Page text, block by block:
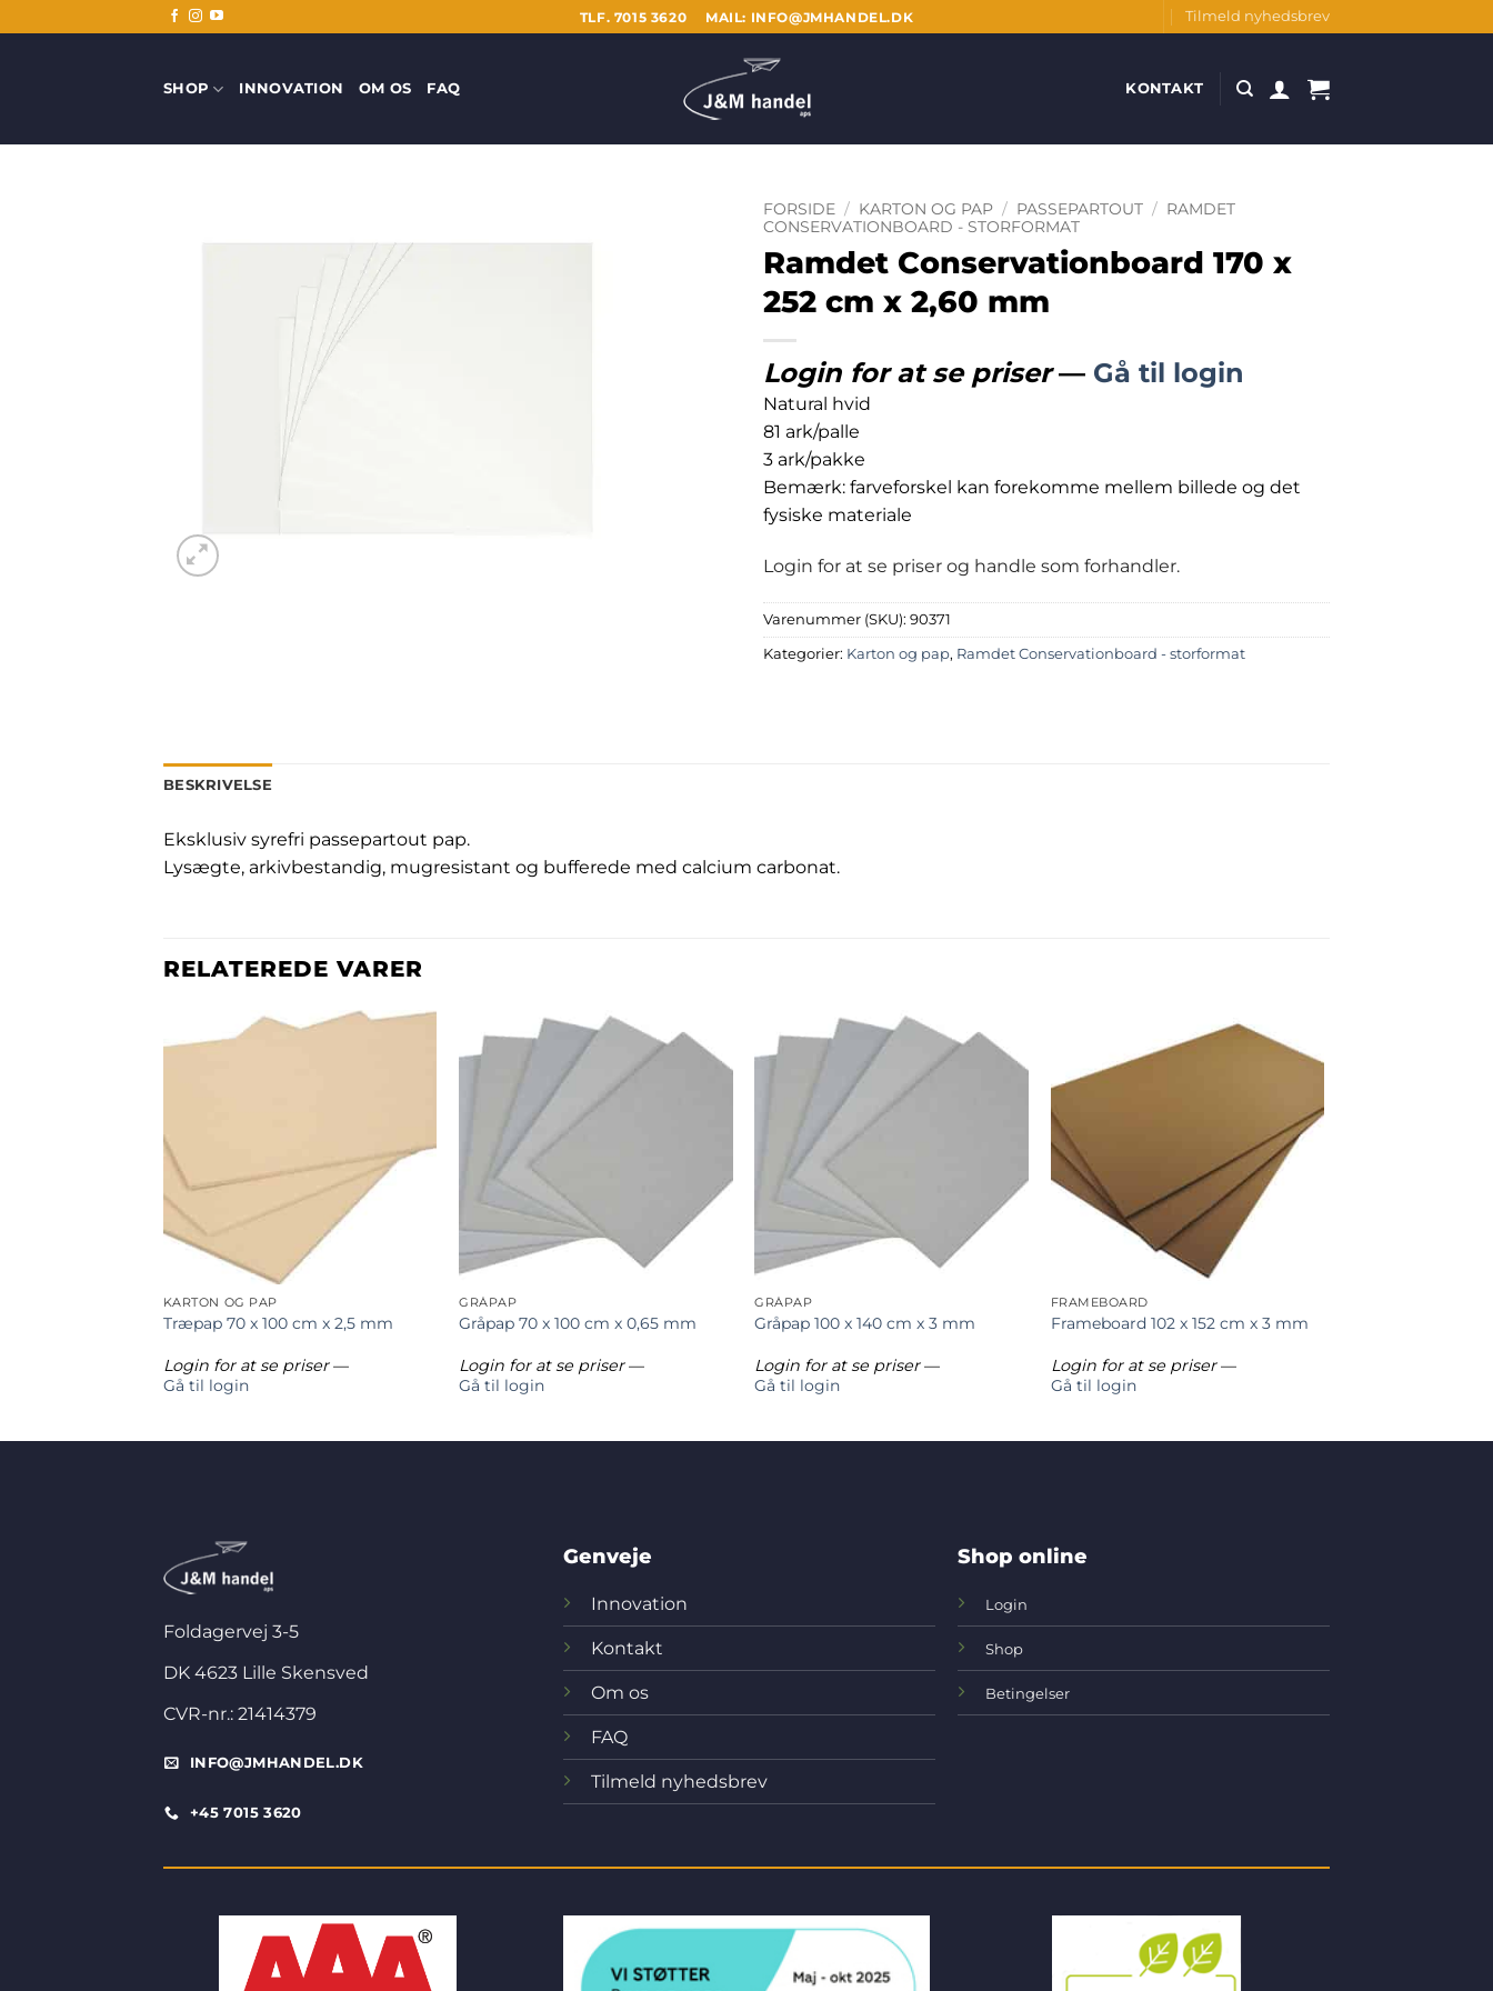
til
TLF. 7015 3620 MAIL: INFO@JMHANDEL.DK Tilmeld nyhedsbrev
SHOP INNOVATION OM OS FAQ KONTAKT
FORSIDE / KARTON OG PAP / PASSEPARTOUT / RAMDET
CONSERVATIONBOARD - STORFORMAT
Ramdet Conservationboard 170 x
252 cm x 2,60 mm
Login for at se priser— Gå til login
Natural hvid
81 ark/palle
3 ark/pakke
Bemærk: farveforskel kan forekomme mellem billede og det
fysiske materiale
Login for at se priser og handle som forhandler.
Varenummer (SKU): 90371
Kategorier: Karton og pap, Ramdet Conservationboard - storformat
BESKRIVELSE
Eksklusiv syrefri passepartout pap.
Lysægte, arkivbestandig, mugresistant og bufferede med calcium carbonat.
RELATEREDE VARER
KARTON OG PAP
Træpap 70 x 100 cm x 2,5 mm
Login for at se priser—
Gå til login
GRÅPAP
Gråpap 70 x 100 cm x 0,65 mm
Login for at se priser—
Gå til login
GRÅPAP
Gråpap 100 x 140 cm x 3 mm
Login for at se priser—
Gå til login
FRAMEBOARD
Frameboard 102 x 152 cm x 3 mm
Login for at se priser—
Gå til login
Foldagervej 3-5
DK 4623 Lille Skensved
CVR-nr.: 21414379
INFO@JMHANDEL.DK
+45 7015 3620
Genveje
Innovation
Kontakt
Om os
FAQ
Tilmeld nyhedsbrev
Shop online
Login
Shop
Betingelser